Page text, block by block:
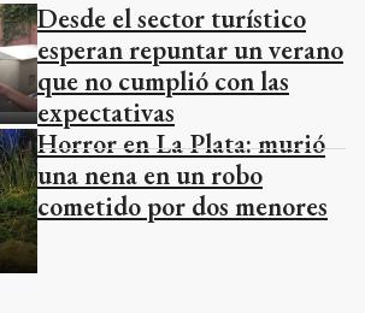
Desde el sector turístico
esperan repuntar un verano
que no cumplió con las
expectativas
Horror en La Plata: murió
una nena en un robo
cometido por dos menores